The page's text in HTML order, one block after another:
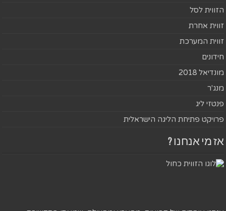
הזווית לסל
זווית אחרת
זווית המערכת
חידונים
מונדיאל 2018
מנג'ר
פנטזי ליג
פרויקט פתיחת הליגה הישראלית
אז מי אנחנו ?